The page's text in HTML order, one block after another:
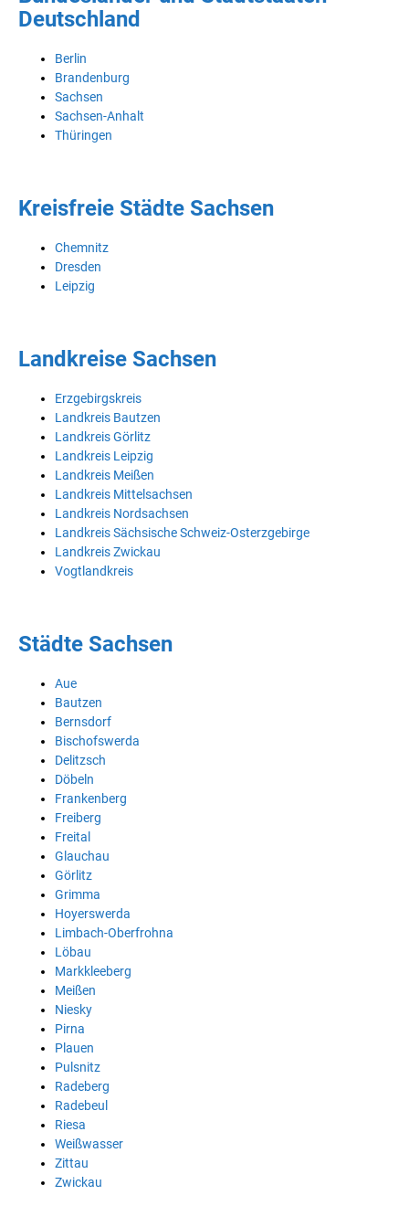
Deutschland
Berlin
Brandenburg
Sachsen
Sachsen-Anhalt
Thüringen
Kreisfreie Städte Sachsen
Chemnitz
Dresden
Leipzig
Landkreise Sachsen
Erzgebirgskreis
Landkreis Bautzen
Landkreis Görlitz
Landkreis Leipzig
Landkreis Meißen
Landkreis Mittelsachsen
Landkreis Nordsachsen
Landkreis Sächsische Schweiz-Osterzgebirge
Landkreis Zwickau
Vogtlandkreis
Städte Sachsen
Aue
Bautzen
Bernsdorf
Bischofswerda
Delitzsch
Döbeln
Frankenberg
Freiberg
Freital
Glauchau
Görlitz
Grimma
Hoyerswerda
Limbach-Oberfrohna
Löbau
Markkleeberg
Meißen
Niesky
Pirna
Plauen
Pulsnitz
Radeberg
Radebeul
Riesa
Weißwasser
Zittau
Zwickau